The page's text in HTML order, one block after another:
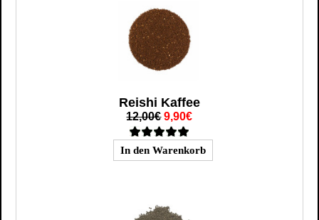
Reishi Kaffee
12,00€ 9,90€